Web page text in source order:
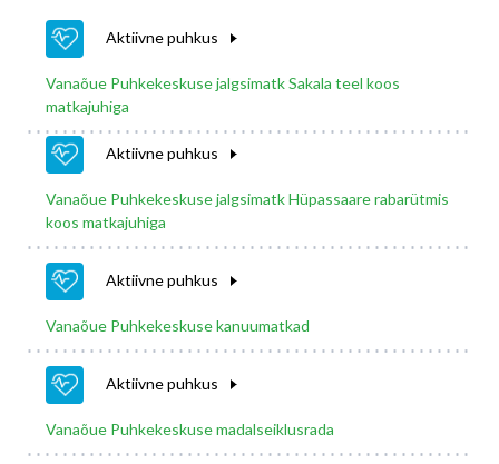
Aktiivne puhkus
Vanaõue Puhkekeskuse jalgsimatk Sakala teel koos
matkajuhiga
Aktiivne puhkus
Vanaõue Puhkekeskuse jalgsimatk Hüpassaare rabarütmis
koos matkajuhiga
Aktiivne puhkus
Vanaõue Puhkekeskuse kanuumatkad
Aktiivne puhkus
Vanaõue Puhkekeskuse madalseiklusrada